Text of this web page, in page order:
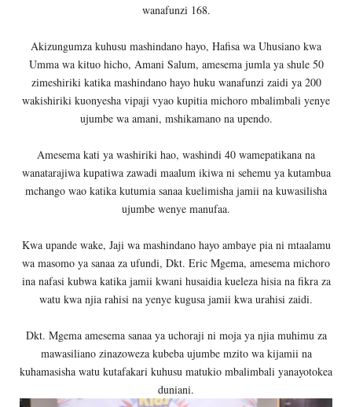
wanafunzi 168.
Akizungumza kuhusu mashindano hayo, Hafisa wa Uhusiano kwa
Umma wa kituo hicho, Amani Salum, amesema jumla ya shule 50
zimeshiriki katika mashindano hayo huku wanafunzi zaidi ya 200
wakishiriki kuonyesha vipaji vyao kupitia michoro mbalimbali yenye
ujumbe wa amani, mshikamano na upendo.
Amesema kati ya washiriki hao, washindi 40 wamepatikana na
wanatarajiwa kupatiwa zawadi maalum ikiwa ni sehemu ya kutambua
mchango wao katika kutumia sanaa kuelimisha jamii na kuwasilisha
ujumbe wenye manufaa.
Kwa upande wake, Jaji wa mashindano hayo ambaye pia ni mtaalamu
wa masomo ya sanaa za ufundi, Dkt. Eric Mgema, amesema michoro
ina nafasi kubwa katika jamii kwani husaidia kueleza hisia na fikra za
watu kwa njia rahisi na yenye kugusa jamii kwa urahisi zaidi.
Dkt. Mgema amesema sanaa ya uchoraji ni moja ya njia muhimu za
mawasiliano zinazoweza kubeba ujumbe mzito wa kijamii na
kuhamasisha watu kutafakari kuhusu matukio mbalimbali yanayotokea
duniani.